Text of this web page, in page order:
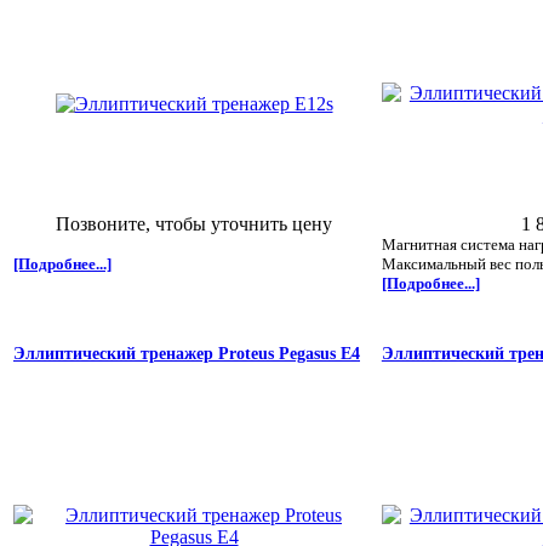
Позвоните, чтобы уточнить цену
[Подробнее...]
1
Магнитная система
Максимальный вес
[Подробнее...]
Эллиптический тренажер Proteus Pegasus E4 Эллиптический